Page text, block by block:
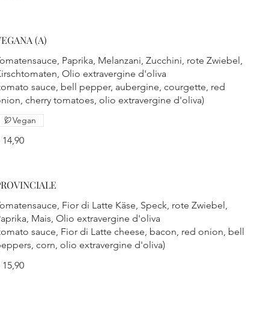
(A)
Paprika, Melanzani, Zucchini, rote Zwiebel,
Olio extravergine d'oliva
sauce, bell pepper, aubergine, courgette, red
cherry tomatoes, olio extravergine d'oliva)
14,90
Vegan
Fior di Latte Käse, Speck, rote Zwiebel,
Mais, Olio extravergine d'oliva
sauce, Fior di Latte cheese, bacon, red onion, bell
corn, olio extravergine d'oliva)
15,90